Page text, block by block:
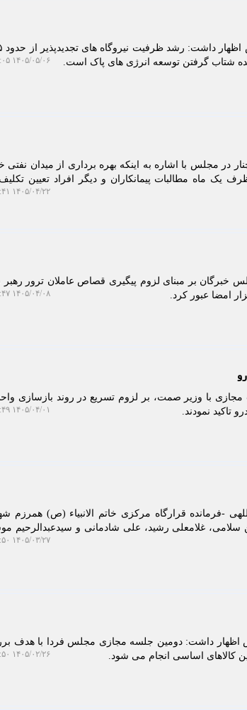
به
۱۴۰۵/۰۵/۰۶ ۱۱:۲۸:۰۵
در مجلس با اشاره به اینکه بهره برداری از میدان
یک ماه مطالبات پیمانکاران و دیگر افراد تعیین
۱۴۰۵/۰۴/۲۲ ۲۰:۰۳:۴۱
خبرگان بر مبنای لزوم پیگیری قصاص عاملان ترور رهبر
۱۴۰۵/۰۴/۰۸ ۱۰:۳۹:۴۷
با وزیر صمت، بر لزوم تسریع در روند بازسازی
تاکید نمودند.
۱۴۰۵/۰۴/۰۱ ۱۰:۵۹:۴۹
-فرمانده قرارگاه مرکزی خاتم الانبیاء (ص) همرزم
غلامعلی رشید، علی شادمانی و سیدعبدالرحیم
۱۴۰۵/۰۳/۲۷ ۱۳:۳۷:۵۰
اظهار داشت: دومین جلسه مجازی مجلس فردا با هدف
کالاهای اساسی انجام می شود.
۱۴۰۵/۰۲/۲۶ ۱۲:۳۵:۵۰